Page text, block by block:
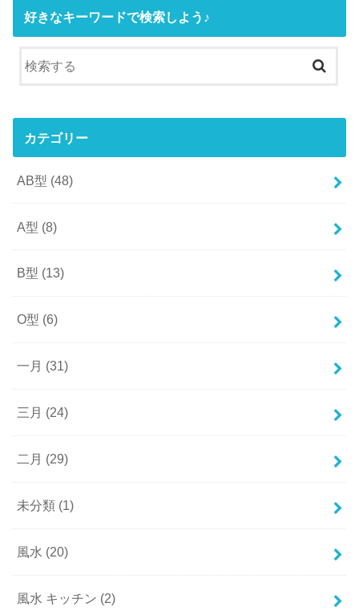
好きなキーワードで検索しよう♪
カテゴリー
AB型 (48)
A型 (8)
B型 (13)
O型 (6)
一月 (31)
三月 (24)
二月 (29)
未分類 (1)
風水 (20)
風水 キッチン (2)